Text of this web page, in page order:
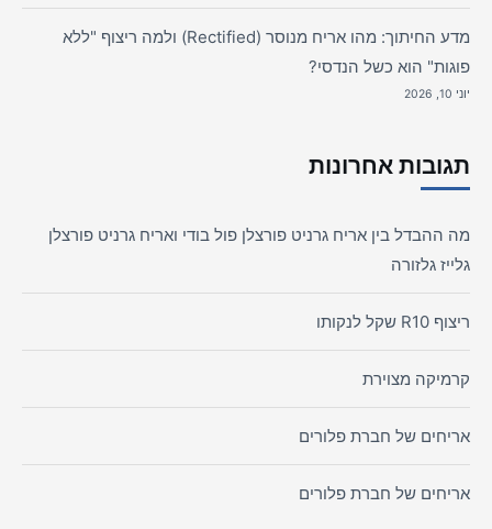
מדע החיתוך: מהו אריח מנוסר (Rectified) ולמה ריצוף "ללא
פוגות" הוא כשל הנדסי?
יוני 10, 2026
תגובות אחרונות
מה ההבדל בין אריח גרניט פורצלן פול בודי ואריח גרניט פורצלן
גלייז גלזורה
ריצוף R10 שקל לנקותו
קרמיקה מצוירת
אריחים של חברת פלורים
אריחים של חברת פלורים